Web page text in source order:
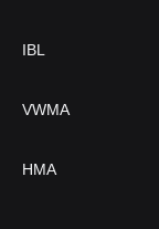
IBL
VWMA
HMA